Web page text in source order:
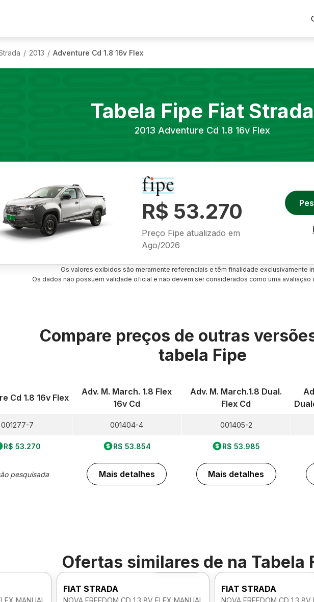
/ 2013 / Adventure Cd 1.8 16v Flex
Tabela Fipe Fiat Strada
2013 Adventure Cd 1.8 16v Flex
R$ 53.270
Preço Fipe atualizado em
Ago/2026
Os valores exibidos são meramente referenciais e têm finalidade exclusivamente
Os dados não possuem validade oficial e não devem ser considerados como uma avaliação
Compare preços de outras
tabela Fipe
Cd 1.8 16v Flex
001277-7
R$ 53.270
pesquisada
Adv. M. March. 1.8 Flex
16v Cd
001404-4
R$ 53.854
Mais detalhes
Adv. M. March.1.8 Dual.
Flex Cd
001405-2
R$ 53.985
Mais detalhes
Ofertas similares de na Tabela
MANUAL
Foto 360º
FIAT STRADA
NOVA FREEDOM CD 1.3 8V FLEX MANUAL
FIAT STRADA
NOVA FREEDOM CD 1.3 8V